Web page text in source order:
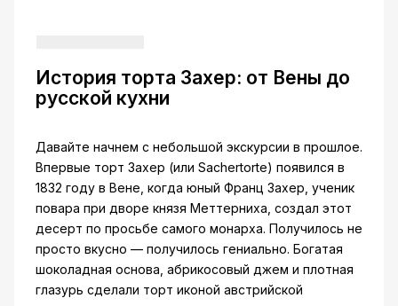
История торта Захер: от Вены до
русской кухни
Давайте начнем с небольшой экскурсии в прошлое.
Впервые торт Захер (или Sachertorte) появился в
1832 году в Вене, когда юный Франц Захер, ученик
повара при дворе князя Меттерниха, создал этот
десерт по просьбе самого монарха. Получилось не
просто вкусно — получилось гениально. Богатая
шоколадная основа, абрикосовый джем и плотная
глазурь сделали торт иконой австрийской